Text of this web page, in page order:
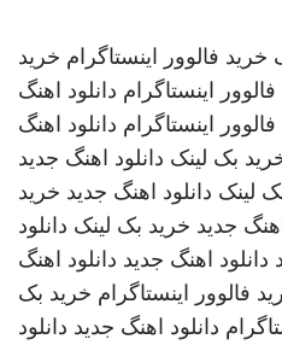
خرید فالوور اینستاگرام خرید
اینستاگرام دانلود اهنگ
اینستاگرام دانلود اهنگ
بک لینک دانلود اهنگ جدید
لینک دانلود اهنگ جدید خرید
جدید خرید بک لینک دانلود
دانلود اهنگ جدید دانلود اهنگ
فالوور اینستاگرام خرید بک
دانلود اهنگ جدید دانلود